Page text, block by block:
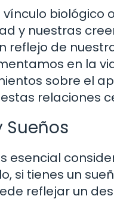
biológico
y nuestras
de
en la
sobre el
relaciones
Sueños
esencial
si tienes un
reflejar un